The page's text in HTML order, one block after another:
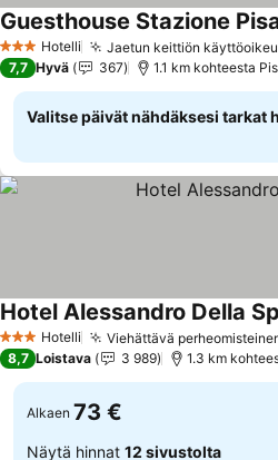
3 Tähtiluokitus
Hotelli Jaetun keittiön
Guesthouse Stazione
7,7 Hyvä 367 1.1 km kohteesta
Valitse päivät nähdäksesi tarkat
3 Tähtiluokitus
Hotelli Viehättävä
Hotel Alessandro Della
8,7 Loistava 3 989 1.3 km
Alkaen 73 €
Näytä hinnat 12 sivustolta